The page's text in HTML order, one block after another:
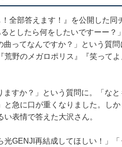
全部答えます！』を公開した同
としたら何をしたいですーー？
ってなんですか？」という質
荒野のメガロポリス』『笑って
すか？」という質問に。「な
急に口が重くなりました。し
表情で答えた大沢さん。
GENJI再結成してほしい！」